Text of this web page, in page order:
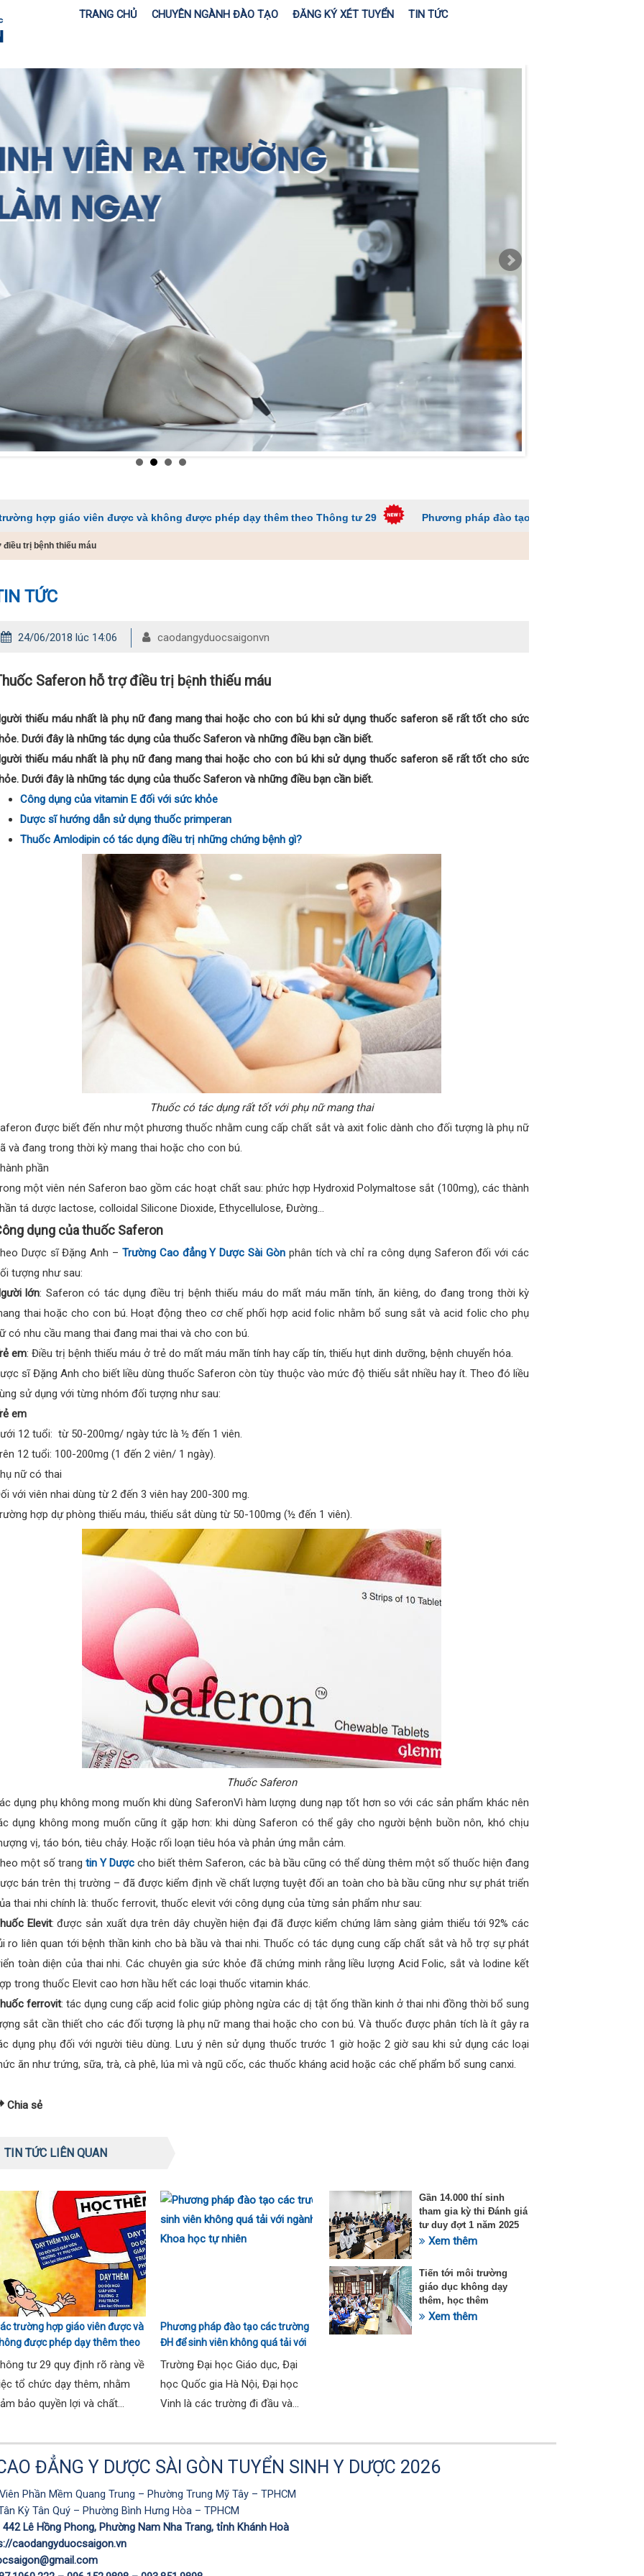
TRANG CHỦ CHUYÊN NGÀNH ĐÀO TẠO ĐĂNG KÝ XÉT TUYỂN TIN TỨC
giáo viên được và không được phép dạy thêm theo Thông tư 29 Phương pháp đào tạo các trường ĐH để sinh viên
trị bệnh thiếu máu
TỨC
24/06/2018 lúc 14:06 caodangyduocsaigonvn
Saferon hỗ trợ điều trị bệnh thiếu máu
thiếu máu nhất là phụ nữ đang mang thai hoặc cho con bú khi sử dụng thuốc saferon sẽ rất tốt cho sức
Dưới đây là những tác dụng của thuốc Saferon và những điều bạn cần biết.
thiếu máu nhất là phụ nữ đang mang thai hoặc cho con bú khi sử dụng thuốc saferon sẽ rất tốt cho sức
Dưới đây là những tác dụng của thuốc Saferon và những điều bạn cần biết.
Công dụng của vitamin E đối với sức khỏe
Dược sĩ hướng dẫn sử dụng thuốc primperan
Thuốc Amlodipin có tác dụng điều trị những chứng bệnh gì?
Thuốc có tác dụng rất tốt với phụ nữ mang thai
được biết đến như một phương thuốc nhằm cung cấp chất sắt và axit folic dành cho đối tượng là phụ nữ
và đang trong thời kỳ mang thai hoặc cho con bú.
phần
một viên nén Saferon bao gồm các hoạt chất sau: phức hợp Hydroxid Polymaltose sắt (100mg), các thành
tá dược lactose, colloidal Silicone Dioxide, Ethycellulose, Đường…
dụng của thuốc Saferon
Dược sĩ Đặng Anh – Trường Cao đẳng Y Dược Sài Gònphân tích và chỉ ra công dụng Saferon đối với các
tượng như sau:
lớn: Saferon có tác dụng điều trị bệnh thiếu máu do mất máu mãn tính, ăn kiêng, do đang trong thời kỳ
thai hoặc cho con bú. Hoạt động theo cơ chế phối hợp acid folic nhằm bổ sung sắt và acid folic cho phụ
có nhu cầu mang thai đang mai thai và cho con bú.
em: Điều trị bệnh thiếu máu ở trẻ do mất máu mãn tính hay cấp tín, thiếu hụt dinh dưỡng, bệnh chuyển hóa.
sĩ Đặng Anh cho biết liều dùng thuốc Saferon còn tùy thuộc vào mức độ thiếu sắt nhiều hay ít. Theo đó liều
sử dụng với từng nhóm đối tượng như sau:
em
12 tuổi: từ 50-200mg/ ngày tức là ½ đến 1 viên.
12 tuổi: 100-200mg (1 đến 2 viên/ 1 ngày).
nữ có thai
với viên nhai dùng từ 2 đến 3 viên hay 200-300 mg.
hợp dự phòng thiếu máu, thiếu sắt dùng từ 50-100mg (½ đến 1 viên).
Thuốc Saferon
dụng phụ không mong muốn khi dùng SaferonVì hàm lượng dung nạp tốt hơn so với các sản phẩm khác nên
dụng không mong muốn cũng ít gặp hơn: khi dùng Saferon có thể gây cho người bệnh buồn nôn, khó chịu
vị, táo bón, tiêu chảy. Hoặc rối loạn tiêu hóa và phản ứng mẫn cảm.
một số trang tin Y Dược cho biết thêm Saferon, các bà bầu cũng có thể dùng thêm một số thuốc hiện đang
bán trên thị trường – đã được kiểm định về chất lượng tuyệt đối an toàn cho bà bầu cũng như sự phát triển
thai nhi chính là: thuốc ferrovit, thuốc elevit với công dụng của từng sản phẩm như sau:
Elevit: được sản xuất dựa trên dây chuyền hiện đại đã được kiểm chứng lâm sàng giảm thiểu tới 92% các
ro liên quan tới bệnh thần kinh cho bà bầu và thai nhi. Thuốc có tác dụng cung cấp chất sắt và hỗ trợ sự phát
toàn diện của thai nhi. Các chuyên gia sức khỏe đã chứng minh rằng liều lượng Acid Folic, sắt và Iodine kết
trong thuốc Elevit cao hơn hầu hết các loại thuốc vitamin khác.
ferrovit: tác dụng cung cấp acid folic giúp phòng ngừa các dị tật ống thần kinh ở thai nhi đồng thời bổ sung
sắt cần thiết cho các đối tượng là phụ nữ mang thai hoặc cho con bú. Và thuốc được phân tích là ít gây ra
dụng phụ đối với người tiêu dùng. Lưu ý nên sử dụng thuốc trước 1 giờ hoặc 2 giờ sau khi sử dụng các loại
ăn như trứng, sữa, trà, cà phê, lúa mì và ngũ cốc, các thuốc kháng acid hoặc các chế phẩm bổ sung canxi.
Chia sẻ
TIN TỨC LIÊN QUAN
trường hợp giáo viên được và
được phép dạy thêm theo
tư 29
tư 29 quy định rõ ràng về
tổ chức dạy thêm, nhằm
bảo quyền lợi và chất...
Phương pháp đào tạo các trường
ĐH để sinh viên không quá tải với
ngành Sư phạm Khoa học tự
Trường Đại học Giáo dục, Đại
học Quốc gia Hà Nội, Đại học
Vinh là các trường đi đầu và...
Gần 14.000 thí sinh
tham gia kỳ thi Đánh giá
tư duy đợt 1 năm 2025
Xem thêm
Tiến tới môi trường
giáo dục không dạy
thêm, học thêm
Xem thêm
ĐẲNG Y DƯỢC SÀI GÒN TUYỂN SINH Y DƯỢC 2026
Phần Mềm Quang Trung – Phường Trung Mỹ Tây – TPHCM
Kỳ Tân Quý – Phường Bình Hưng Hòa – TPHCM
442 Lê Hồng Phong, Phường Nam Nha Trang, tỉnh Khánh Hoà
caodangyduocsaigon.vn